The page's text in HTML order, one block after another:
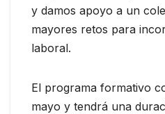
y damos apoyo a un
mayores retos para
laboral.
El programa formativo
mayo y tendrá una